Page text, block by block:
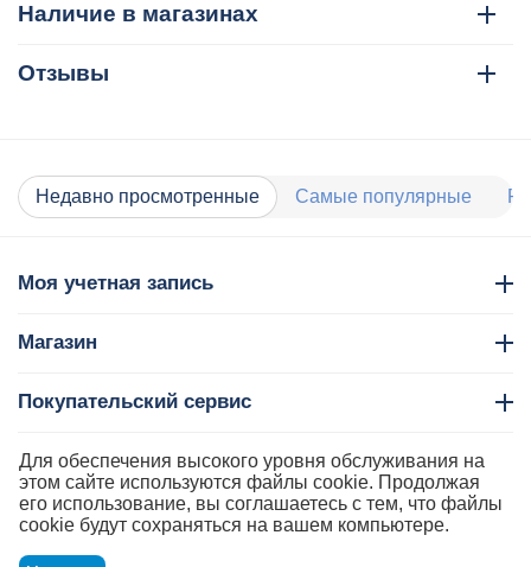
Наличие в магазинах
Отзывы
Недавно просмотренные Самые популярные
Моя учетная запись
Магазин
Покупательский сервис
Контакты
Для обеспечения высокого уровня обслуживания на
этом сайте используются файлы cookie. Продолжая
его использование, вы соглашаетесь с тем, что файлы
cookie будут сохраняться на вашем компьютере.